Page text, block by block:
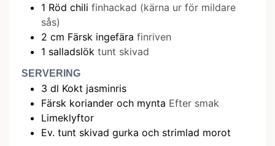
1 Röd chili finhackad (kärna ur för mildare
sås)
2 cm Färsk ingefära finriven
1 salladslök tunt skivad
SERVERING
3 dl Kokt jasminris
Färsk koriander och mynta Efter smak
Limeklyftor
Ev. tunt skivad gurka och strimlad morot